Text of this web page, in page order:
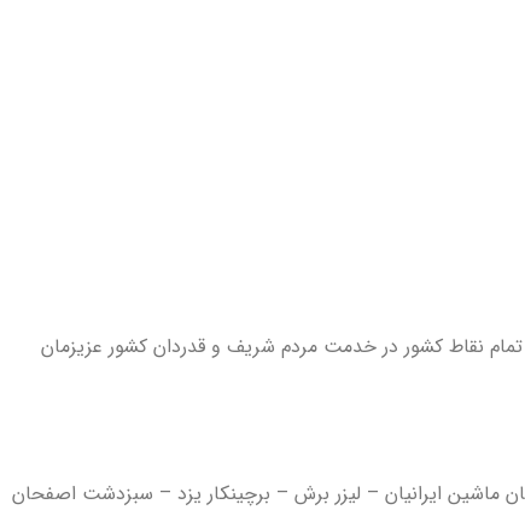
فروش ماشین آلات کشاورزی و ارسال به تمام نقاط کشور در خدمت مردم شریف و قدردان کشور عزیزمان
ماشین ایرانیان – لیزر برش – برچینکار یزد – سبزدشت اصفحان